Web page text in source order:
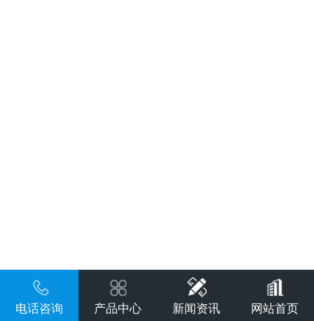
电话咨询 产品中心 新闻资讯 网站首页